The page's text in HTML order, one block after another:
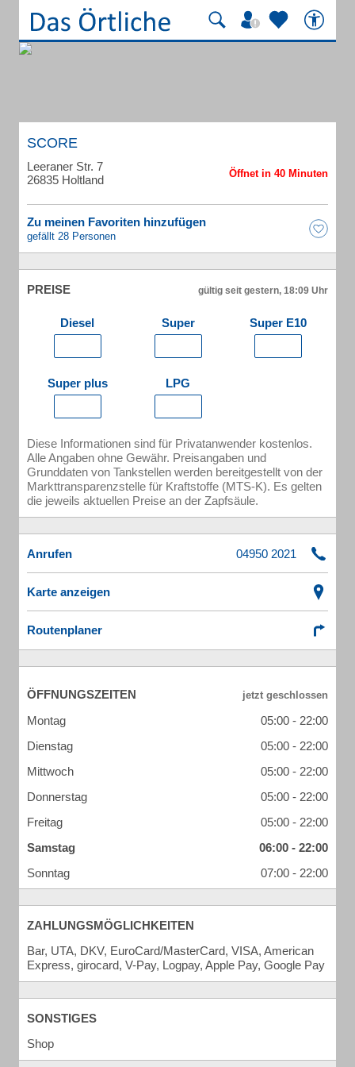
SCORE
Leeraner Str. 7
26835 Holtland
Zu meinen Favoriten hinzufügen
gefällt 28 Personen
PREISE gültig seit gestern, 18:09 Uhr
Diesel Super Super E10
Super plus LPG
Diese Informationen sind für Privatanwender kostenlos.
Alle Angaben ohne Gewähr. Preisangaben und
Grunddaten von Tankstellen werden bereitgestellt von der
Markttransparenzstelle für Kraftstoffe (MTS-K). Es gelten
die jeweils aktuellen Preise an der Zapfsäule.
Anrufen
Karte anzeigen
Routenplaner
ÖFFNUNGSZEITEN
Montag
05:00 - 22:00
Dienstag
05:00 - 22:00
Mittwoch
05:00 - 22:00
Donnerstag
05:00 - 22:00
Freitag
05:00 - 22:00
Samstag
06:00 - 22:00
Sonntag
07:00 - 22:00
ZAHLUNGSMÖGLICHKEITEN
Bar, UTA, DKV, EuroCard/MasterCard, VISA, American
Express, girocard, V-Pay, Logpay, Apple Pay, Google Pay
SONSTIGES
Shop